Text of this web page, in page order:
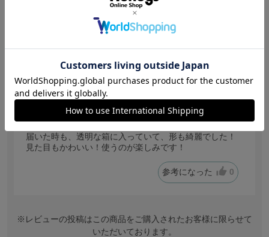
サイズ感:ちょうどいい
身長:151～155cm 体型:細身
年代:20代後半 普段着ているサイズ:
靴のサイズ:23.5cm 体重:40kg~45kg
届いた時も、透明な箱に入っていて、形も綺麗でした！
見た目もかわいい！使うのが楽しみです！
参考になった 0
※レビューの投稿はこの商品をご購入されたお客様に限らせて
いただいております。